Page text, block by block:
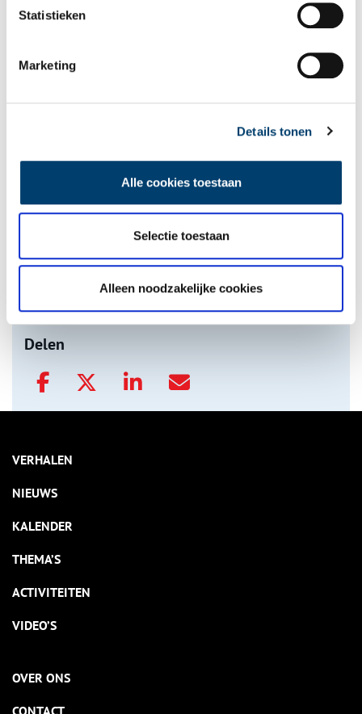
Statistieken
Marketing
Details tonen
Alle cookies toestaan
Selectie toestaan
Alleen noodzakelijke cookies
Tien verdwenen pretparken
onh.nl>video>
Delen
VERHALEN
NIEUWS
KALENDER
THEMA’S
ACTIVITEITEN
VIDEO’S
OVER ONS
CONTACT